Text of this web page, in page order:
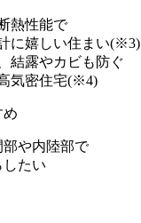
熱性能で
に嬉しい住まい(※3)
結露やカビも防ぐ
気密住宅(※4)
め
や内陸部で
たい